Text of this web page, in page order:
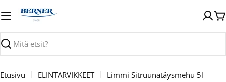
sisältöön
Haku
Etusivu ELINTARVIKKEET Limmi Sitruunatäysmehu 5l